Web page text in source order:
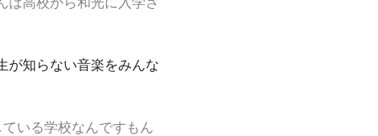
が知らない音楽をみんな
いる学校なんですもん